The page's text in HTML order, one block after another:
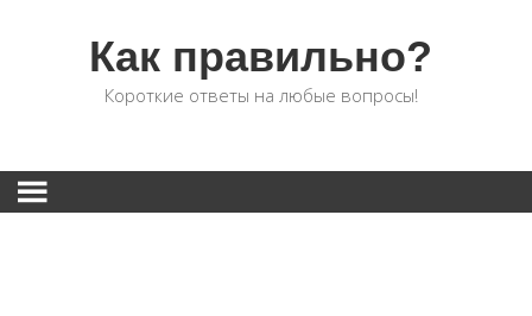
Как правильно?
Короткие ответы на любые вопросы!